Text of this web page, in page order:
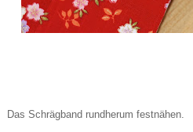
Das Schrägband rundherum festnähen.